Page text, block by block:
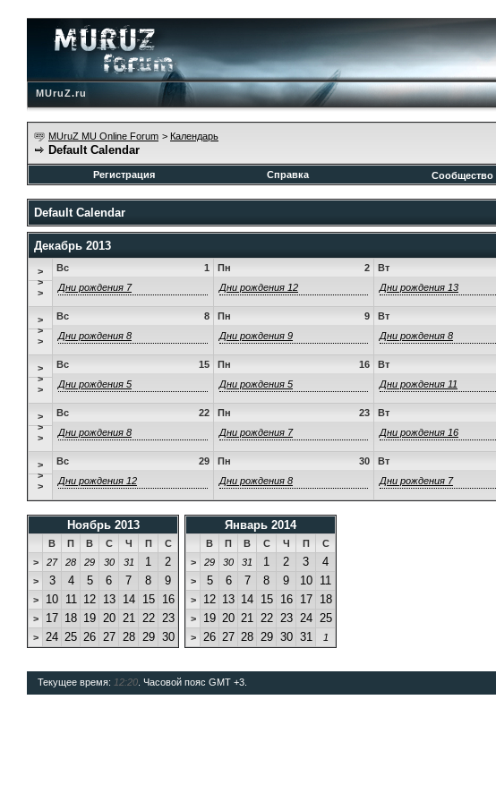
MUruZ.ru
MUruZ MU Online Forum > Календарь
Default Calendar
Регистрация
Справка Сообщество
Default Calendar
Декабрь 2013
>
>
>
1
Вс
Дни рождения 7
2
Пн
Дни рождения 12
Вт
Дни рождения 13
>
>
>
8
Вс
Дни рождения 8
9
Пн
Дни рождения 9
Вт
Дни рождения 8
>
>
>
15
Вс
Дни рождения 5
16
Пн
Дни рождения 5
Вт
Дни рождения 11
>
>
>
22
Вс
Дни рождения 8
23
Пн
Дни рождения 7
Вт
Дни рождения 16
>
>
>
29
Вс
Дни рождения 12
30
Пн
Дни рождения 8
Вт
Дни рождения 7
Ноябрь 2013
В П В С Ч П
С
>
27 28 29 30 31 1 2
> 3 4 5 6 7 8 9
> 10 11 12 13 14 15 16
> 17 18 19 20 21 22 23
> 24 25 26 27 28 29 30
Январь 2014
В П В С Ч П
С
>
29 30 31 1 2 3 4
> 5 6 7 8 9 10 11
> 12 13 14 15 16 17 18
> 19 20 21 22 23 24 25
> 26 27 28 29 30 31 1
Текущее время: 12:20 . Часовой пояс GMT +3.